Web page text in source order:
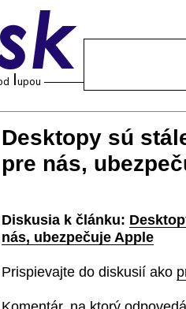
Desktopy sú
pre nás,
Diskusia k článku:
nás, ubezpečuje Apple
Prispievajte do diskusií ako